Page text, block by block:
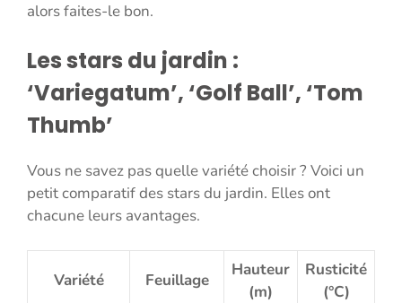
alors faites-le bon.
Les stars du jardin :
‘Variegatum’, ‘Golf Ball’, ‘Tom
Thumb’
Vous ne savez pas quelle variété choisir ? Voici un
petit comparatif des stars du jardin. Elles ont
chacune leurs avantages.
Variété Feuillage
Hauteur
(m)
Rusticité
(°C)